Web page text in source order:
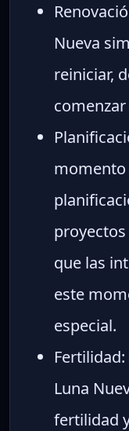
Nueva
reiniciar,
momento
que las
este
especial.
Luna
fertilidad